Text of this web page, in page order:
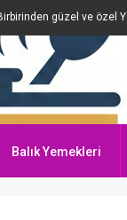
güzel ve özel
Balık Yemekleri